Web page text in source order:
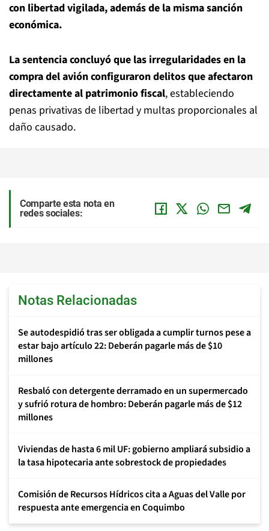
con libertad vigilada, además de la misma sanción
económica.
La sentencia concluyó que las irregularidades en la
compra del avión configuraron delitos que afectaron
directamente al patrimonio fiscal, estableciendo
penas privativas de libertad y multas proporcionales al
daño causado.
Comparte esta nota en
redes sociales:
Notas Relacionadas
Se autodespidió tras ser obligada a cumplir turnos pese a
estar bajo artículo 22: Deberán pagarle más de $10
millones
Resbaló con detergente derramado en un supermercado
y sufrió rotura de hombro: Deberán pagarle más de $12
millones
Viviendas de hasta 6 mil UF: gobierno ampliará subsidio a
la tasa hipotecaria ante sobrestock de propiedades
Comisión de Recursos Hídricos cita a Aguas del Valle por
respuesta ante emergencia en Coquimbo